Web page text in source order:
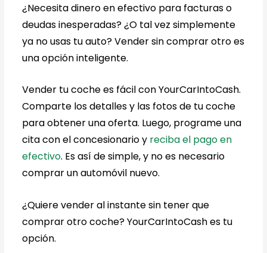
¿Necesita dinero en efectivo para facturas o
deudas inesperadas? ¿O tal vez simplemente
ya no usas tu auto? Vender sin comprar otro es
una opción inteligente.
Vender tu coche es fácil con YourCarIntoCash.
Comparte los detalles y las fotos de tu coche
para obtener una oferta. Luego, programe una
cita con el concesionario y reciba el pago en
efectivo. Es así de simple, y no es necesario
comprar un automóvil nuevo.
¿Quiere vender al instante sin tener que
comprar otro coche? YourCarIntoCash es tu
opción.